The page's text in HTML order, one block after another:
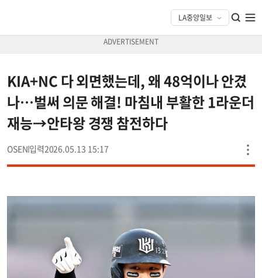
KIA+NC 다 외면했는데, 왜 48억이나 안겼
나…벌써 의문 해결! 마침내 부활한 1라운더
재능→안타왕 경쟁 참전하다
OSEN 2026.05.13 15:17